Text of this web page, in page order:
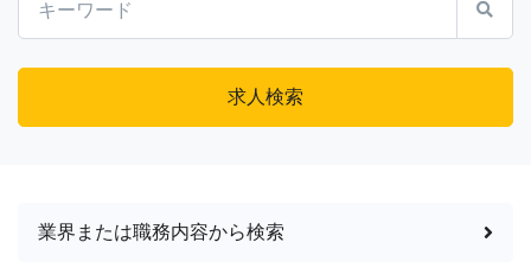
求人検索
業界または職務内容から検索